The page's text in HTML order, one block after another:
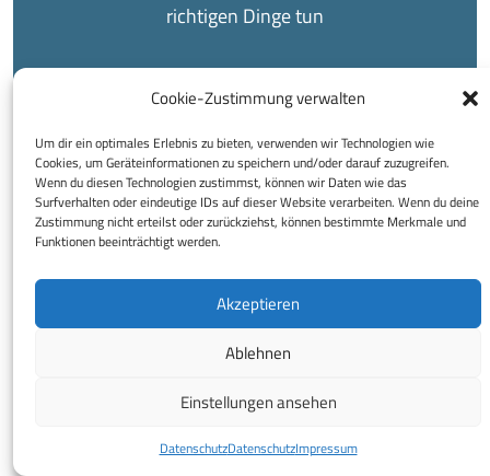
Cookie-Zustimmung verwalten
Um dir ein optimales Erlebnis zu bieten, verwenden wir Technologien wie
Cookies, um Geräteinformationen zu speichern und/oder darauf zuzugreifen.
Wenn du diesen Technologien zustimmst, können wir Daten wie das
Surfverhalten oder eindeutige IDs auf dieser Website verarbeiten. Wenn du deine
Zustimmung nicht erteilst oder zurückziehst, können bestimmte Merkmale und
Funktionen beeinträchtigt werden.
Akzeptieren
Ablehnen
Einstellungen ansehen
DatenschutzDatenschutzImpressum
richtigen Dinge tun
© 2026 Buchhaltungsservice Regina Reinprecht e.U.
ImpressumDatenschutzDisclaimer
font
size.
font
size.